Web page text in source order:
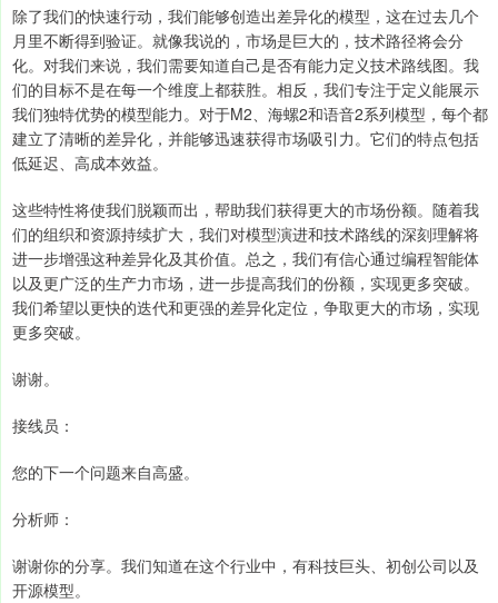
除了我们的快速行动，我们能够创造出差异化的模型，这在过去几个
月里不断得到验证。就像我说的，市场是巨大的，技术路径将会分
化。对我们来说，我们需要知道自己是否有能力定义技术路线图。我
们的目标不是在每一个维度上都获胜。相反，我们专注于定义能展示
我们独特优势的模型能力。对于M2、海螺2和语音2系列模型，每个都
建立了清晰的差异化，并能够迅速获得市场吸引力。它们的特点包括
低延迟、高成本效益。
这些特性将使我们脱颖而出，帮助我们获得更大的市场份额。随着我
们的组织和资源持续扩大，我们对模型演进和技术路线的深刻理解将
进一步增强这种差异化及其价值。总之，我们有信心通过编程智能体
以及更广泛的生产力市场，进一步提高我们的份额，实现更多突破。
我们希望以更快的迭代和更强的差异化定位，争取更大的市场，实现
更多突破。
谢谢。
接线员：
您的下一个问题来自高盛。
分析师：
谢谢你的分享。我们知道在这个行业中，有科技巨头、初创公司以及
开源模型。